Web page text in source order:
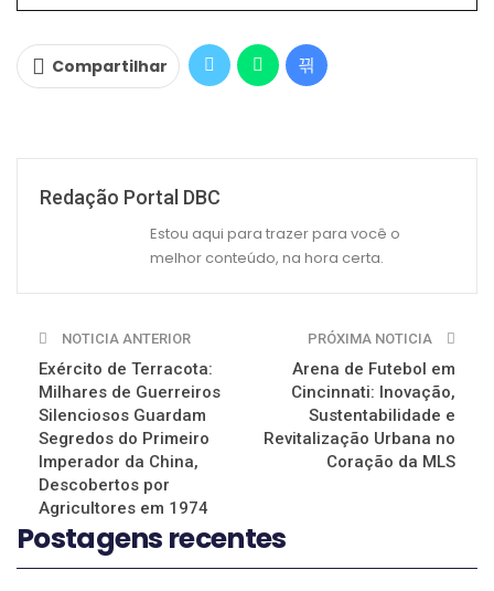
Compartilhar
Redação Portal DBC
Estou aqui para trazer para você o
melhor conteúdo, na hora certa.
NOTICIA ANTERIOR
Exército de Terracota:
Milhares de Guerreiros
Silenciosos Guardam
Segredos do Primeiro
Imperador da China,
Descobertos por
Agricultores em 1974
PRÓXIMA NOTICIA
Arena de Futebol em
Cincinnati: Inovação,
Sustentabilidade e
Revitalização Urbana no
Coração da MLS
Postagens recentes